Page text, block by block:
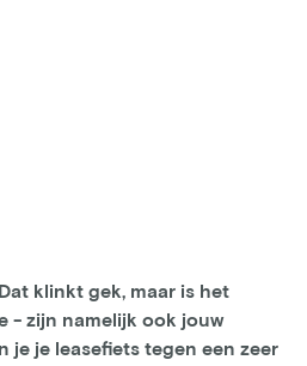
klinkt gek, maar is het
- zijn namelijk ook jouw
je je leasefiets tegen een zeer